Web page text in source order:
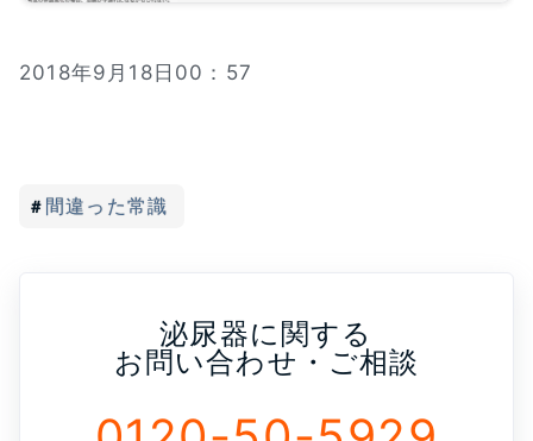
2018年9月18日00：57
間違った常識
泌尿器に関する
お問い合わせ・ご相談